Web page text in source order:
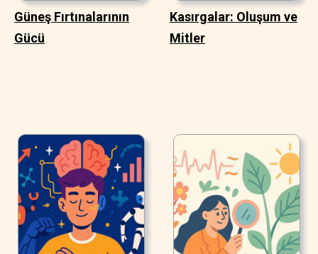
Güneş Fırtınalarının
Gücü
Kasırgalar: Oluşum ve
Mitler